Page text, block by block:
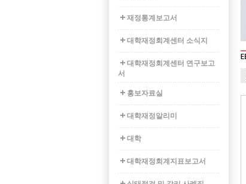
재정통계보고서
대학재정회계센터 소식지
대학재정회계센터 연구보고
서
홍보자료실
대학재정알리미
대학
대학재정회계지표보고서